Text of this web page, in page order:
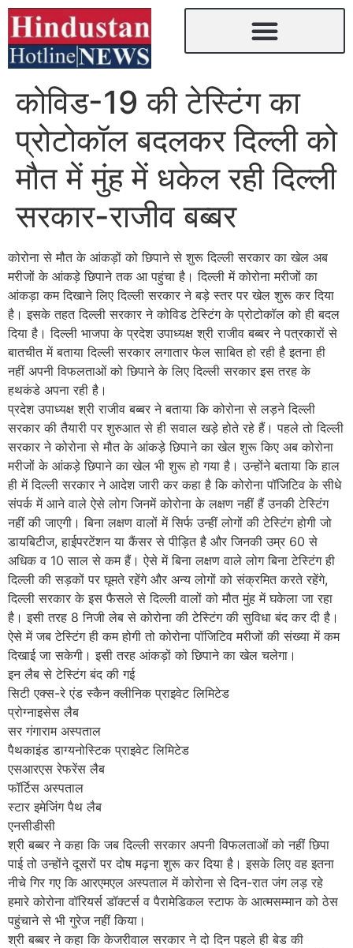
कोविड-19 की टेस्टिंग का
प्रोटोकॉल बदलकर दिल्ली को
मौत में मुंह में धकेल रही दिल्ली
सरकार-राजीव बब्बर
कोरोना से मौत के आंकड़ों को छिपाने से शुरू दिल्ली सरकार का खेल अब
मरीजों के आंकड़े छिपाने तक आ पहुंचा है। दिल्ली में कोरोना मरीजों का
आंकड़ा कम दिखाने लिए दिल्ली सरकार ने बड़े स्तर पर खेल शुरू कर दिया
है। इसके तहत दिल्ली सरकार ने कोविड टेस्टिंग के प्रोटोकॉल को ही बदल
दिया है। दिल्ली भाजपा के प्रदेश उपाध्यक्ष श्री राजीव बब्बर ने पत्रकारों से
बातचीत में बताया दिल्ली सरकार लगातार फेल साबित हो रही है इतना ही
नहीं अपनी विफलताओं को छिपाने के लिए दिल्ली सरकार इस तरह के
हथकंडे अपना रही है।
प्रदेश उपाध्यक्ष श्री राजीव बब्बर ने बताया कि कोरोना से लड़ने दिल्ली
सरकार की तैयारी पर शुरुआत से ही सवाल खड़े होते रहे हैं। पहले तो दिल्ली
सरकार ने कोरोना से मौत के आंकड़े छिपाने का खेल शुरू किए अब कोरोना
मरीजों के आंकड़े छिपाने का खेल भी शुरू हो गया है। उन्होंने बताया कि हाल
ही में दिल्ली सरकार ने आदेश जारी कर कहा है कि कोरोना पॉजिटिव के सीधे
संपर्क में आने वाले ऐसे लोग जिनमें कोरोना के लक्षण नहीं हैं उनकी टेस्टिंग
नहीं की जाएगी। बिना लक्षण वालों में सिर्फ उन्हीं लोगों की टेस्टिंग होगी जो
डायबिटीज, हाईपरटेंशन या कैंसर से पीड़ित है और जिनकी उम्र 60 से
अधिक व 10 साल से कम हैं। ऐसे में बिना लक्षण वाले लोग बिना टेस्टिंग ही
दिल्ली की सड़कों पर घूमते रहेंगे और अन्य लोगों को संक्रमित करते रहेंगे,
दिल्ली सरकार के इस फैसले से दिल्ली वालों को मौत मुंह में घकेला जा रहा
है। इसी तरह 8 निजी लेब से कोरोना की टेस्टिंग की सुविधा बंद कर दी है।
ऐसे में जब टेस्टिंग ही कम होगी तो कोरोना पॉजिटिव मरीजों की संख्या में कम
दिखाई जा सकेगी। इसी तरह आंकड़ों को छिपाने का खेल चलेगा।
इन लैब से टेस्टिंग बंद की गई
सिटी एक्स-रे एंड स्कैन क्लीनिक प्राइवेट लिमिटेड
प्रोग्नाइसेस लैब
सर गंगाराम अस्पताल
पैथकाइंड डाग्यनोस्टिक प्राइवेट लिमिटेड
एसआरएस रेफरेंस लैब
फॉर्टिस अस्पताल
स्टार इमेजिंग पैथ लैब
एनसीडीसी
श्री बब्बर ने कहा कि जब दिल्ली सरकार अपनी विफलताओं को नहीं छिपा
पाई तो उन्होंने दूसरों पर दोष मढ़ना शुरू कर दिया है। इसके लिए वह इतना
नीचे गिर गए कि आरएमएल अस्पताल में कोरोना से दिन-रात जंग लड़ रहे
हमारे कोरोना वॉरियर्स डॉक्टर्स व पैरामेडिकल स्टाफ के आत्मसम्मान को ठेस
पहुंचाने से भी गुरेज नहीं किया।
श्री बब्बर ने कहा कि केजरीवाल सरकार ने दो दिन पहले ही बेड की